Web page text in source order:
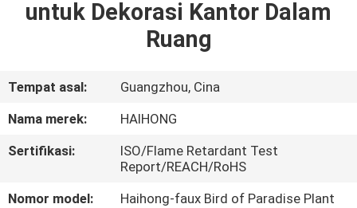
TENTANG
KAMI
TUR
PABRIK
untuk Dekorasi Kantor Dalam
Ruang
Tempat asal:
Guangzhou, Cina
Nama merek:
HAIHONG
Sertifikasi:
ISO/Flame Retardant Test
Report/REACH/RoHS
Nomor model:
Haihong-faux Bird of Paradise Plant